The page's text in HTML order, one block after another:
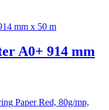
A0+ 914 mm